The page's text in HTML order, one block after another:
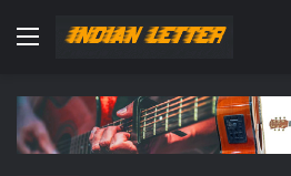
Menu